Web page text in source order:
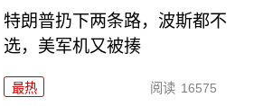
特朗普扔下两条路，波斯都不
选，美军机又被揍
最热 阅读 16575